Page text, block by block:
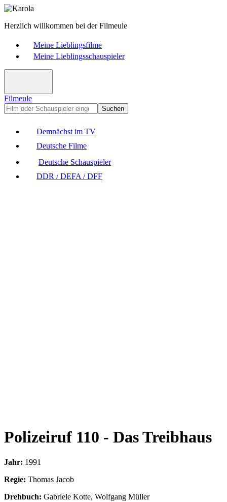
Herzlich willkommen bei der Filmeule
Meine Lieblingsfilme
Meine Lieblingsschauspieler
Filmeule
Suchen
Demnächst im TV
Deutsche Filme
Deutsche Schauspieler
DDR / DEFA / DFF
Polizeiruf 110 - Das Treibhaus
Jahr: 1991
Regie: Thomas Jacob
Drehbuch: Gabriele Kotte, Wolfgang Müller